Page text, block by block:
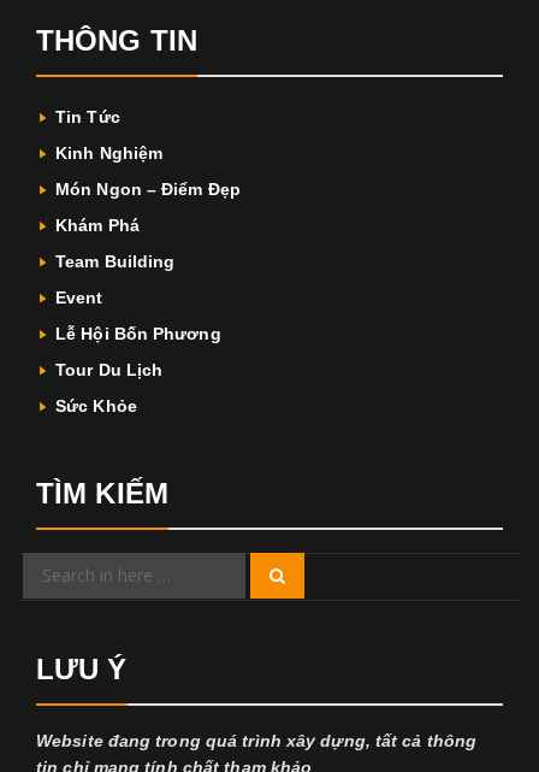
THÔNG TIN
Tin Tức
Kinh Nghiệm
Món Ngon – Điểm Đẹp
Khám Phá
Team Building
Event
Lễ Hội Bốn Phương
Tour Du Lịch
Sức Khỏe
TÌM KIẾM
Search
LƯU Ý
Website đang trong quá trình xây dựng, tất cả thông
tin chỉ mang tính chất tham khảo